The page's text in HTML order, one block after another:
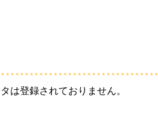
は登録されておりません。